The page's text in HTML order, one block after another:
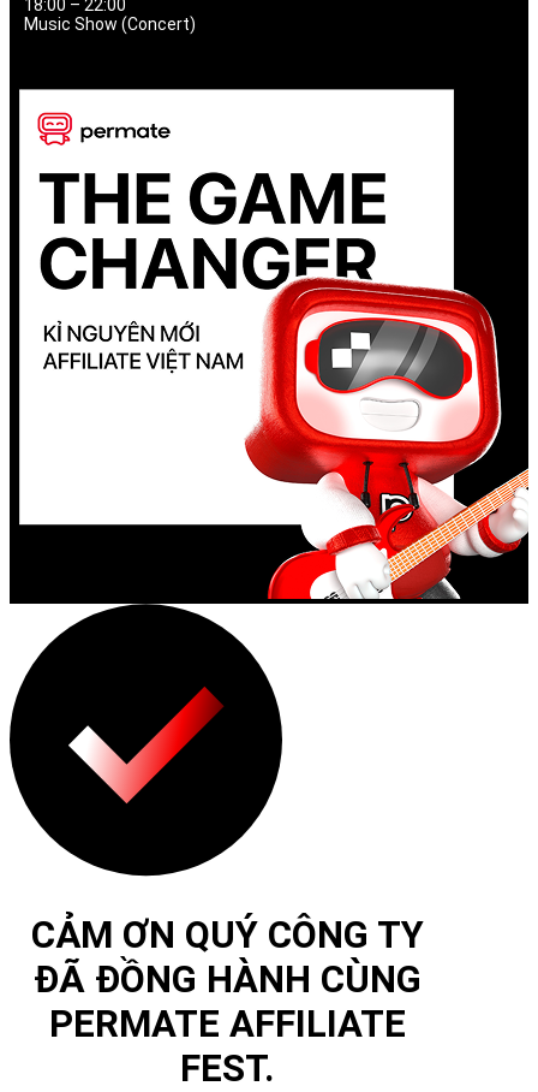
18:00 – 22:00
Music Show (Concert)
CẢM ƠN QUÝ CÔNG TY
ĐÃ ĐỒNG HÀNH CÙNG
PERMATE AFFILIATE
FEST.